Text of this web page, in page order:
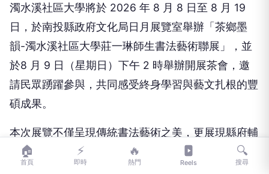
濁水溪社區大學將於 2026 年 8 月 8 日至 8 月 19
日，於南投縣政府文化局日月展覽室舉辦「茶鄉墨
韻-濁水溪社區大學莊一琳師生書法藝術聯展」，並
於8 月 9 日（星期日）下午 2 時舉辦開展茶會，邀
請民眾踴躍參與，共同感受終身學習與藝文扎根的豐
碩成果。
本次展覽不僅呈現傳統書法藝術之美，更展現縣府輔
導社區大學推動公民美學素養與營造藝文社區的成
🏠
首頁
⚡
即時
🔥
熱門 Reels
🔍
搜尋